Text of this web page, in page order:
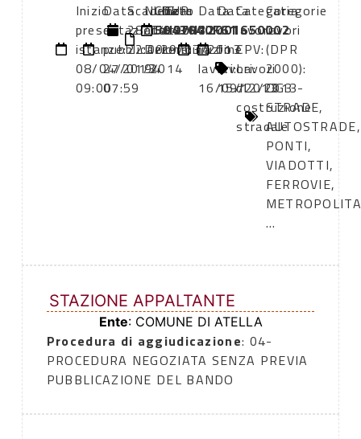
Inizio
presentazione
istanze:
08/04/2013
09:00
Data
di
pubblicazione:
27/01/2014
07:59
Scadenza:
28/04/2013
22:00
Numero
atto:
Determina
94
Data
atto:
29/03/2013
CIG:
5043640F61
CUP:
H97H12001650002
Data
di
inizio
lavori:
16/09/2013
Data
di
fine
lavori:
15/12/2013
Categoria
lavori
CPV:
Lavori
di
costruzione
stradale
Categorie
lavori
(DPR
2000):
OG3 -
STRADE,
AUTOSTRADE,
PONTI,
VIADOTTI,
FERROVIE,
...
STAZIONE APPALTANTE
Ente: COMUNE DI ATELLA
Procedura di aggiudicazione: 04-
PROCEDURA NEGOZIATA SENZA PREVIA
PUBBLICAZIONE DEL BANDO